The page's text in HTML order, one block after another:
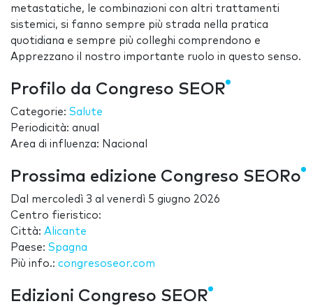
metastatiche, le combinazioni con altri trattamenti
sistemici, si fanno sempre più strada nella pratica
quotidiana e sempre più colleghi comprendono e
Apprezzano il nostro importante ruolo in questo senso.
Profilo da Congreso SEOR
Categorie: Salute
Periodicità: anual
Area di influenza: Nacional
Prossima edizione Congreso SEORo
Dal mercoledì 3 al venerdì 5 giugno 2026
Centro fieristico:
Città: Alicante
Paese: Spagna
Più info.: congresoseor.com
Edizioni Congreso SEOR